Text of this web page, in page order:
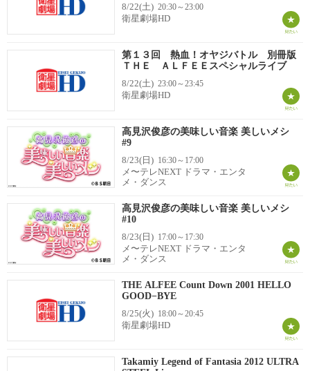
8/22(土) 20:30～23:00
衛星劇場HD
第１３回 熱血！オヤジバトル 別冊版
ＴＨＥ ＡＬＦＥＥスペシャルライブ
8/22(土) 23:00～23:45
衛星劇場HD
高見沢俊彦の美味しい音楽 美しいメシ
#9
8/23(日) 16:30～17:00
メ〜テレNEXT ドラマ・エンタ
メ・ダンス
高見沢俊彦の美味しい音楽 美しいメシ
#10
8/23(日) 17:00～17:30
メ〜テレNEXT ドラマ・エンタ
メ・ダンス
THE ALFEE Count Down 2001 HELLO
GOOD−BYE
8/25(火) 18:00～20:45
衛星劇場HD
Takamiy Legend of Fantasia 2012 ULTRA